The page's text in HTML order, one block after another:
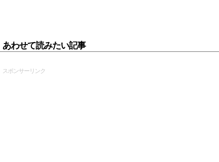
あわせて読みたい記事
スポンサーリンク